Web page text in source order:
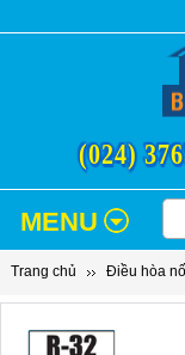
(024)
MENU
Trang chủ Điều hòa